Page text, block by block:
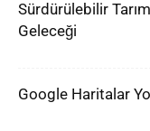
Sürdürülebilir
Geleceği
Google Haritalar